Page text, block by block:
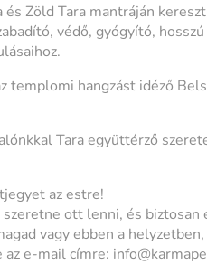
Zöld Tara mantráján
védő, gyógyító,
hangzást idéző
Tara együttérző
az estre!
ott lenni, és biztosan
vagy ebben a helyzetben,
e-mail címre: